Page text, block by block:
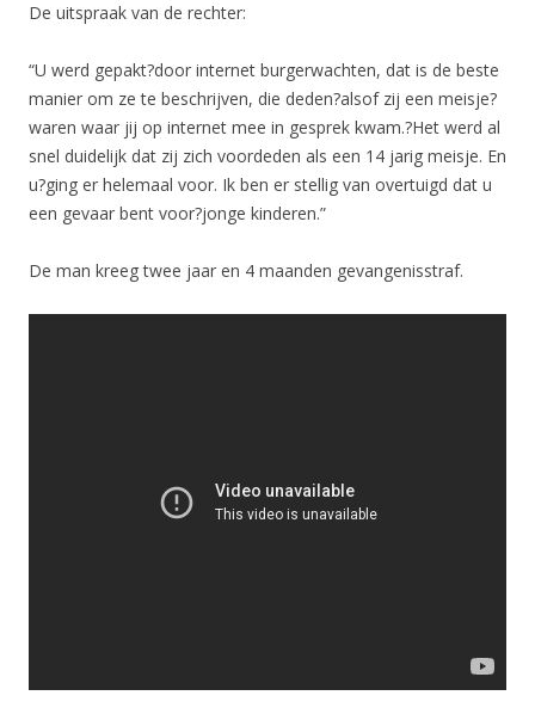
De uitspraak van de rechter:
“U werd gepakt?door internet burgerwachten, dat is de beste
manier om ze te beschrijven, die deden?alsof zij een meisje?
waren waar jij op internet mee in gesprek kwam.?Het werd al
snel duidelijk dat zij zich voordeden als een 14 jarig meisje. En
u?ging er helemaal voor. Ik ben er stellig van overtuigd dat u
een gevaar bent voor?jonge kinderen.”
De man kreeg twee jaar en 4 maanden gevangenisstraf.